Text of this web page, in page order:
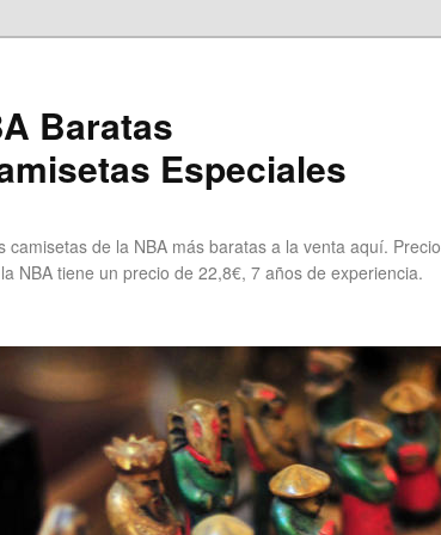
Baratas
Especiales
de la NBA más baratas a la venta aquí. Precio
NBA tiene un precio de 22,8€, 7 años de experiencia.